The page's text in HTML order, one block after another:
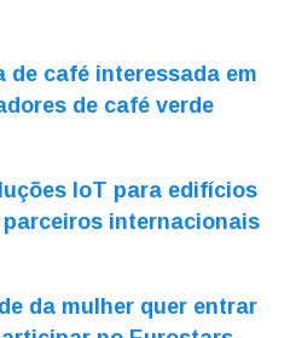
de café interessada em
de café verde
IoT para edifícios
internacionais
da mulher quer entrar